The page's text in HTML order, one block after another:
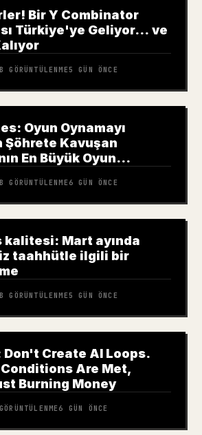
Bir Y Combinator
Türkiye'ye Geliyor… ve
GÖRÜNTÜLENME5 GÜN ÖNCE
Oyun Oynamayı
Şöhrete Kavuşan
En Büyük Oyun
GÖRÜNTÜLENME 6 GÜN ÖNCE
kalitesi: Mart ayında
taahhütle ilgili bir
GÖRÜNTÜLENME5 GÜN ÖNCE
Create AI Loops.
Are Met,
Burning Money
GÖRÜNTÜLENME 6 GÜN ÖNCE